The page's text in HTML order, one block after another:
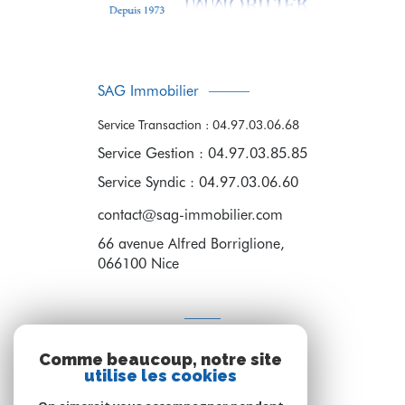
SAG Immobilier
Service Transaction : 04.97.03.06.68
Service Gestion : 04.97.03.85.85
Service Syndic : 04.97.03.06.60
contact@sag-immobilier.com
66 avenue Alfred Borriglione,
066100 Nice
Nous adhérons
Comme beaucoup, notre site
utilise les cookies